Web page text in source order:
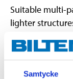
Samtycke
Suitable multi-
lighter
Technical